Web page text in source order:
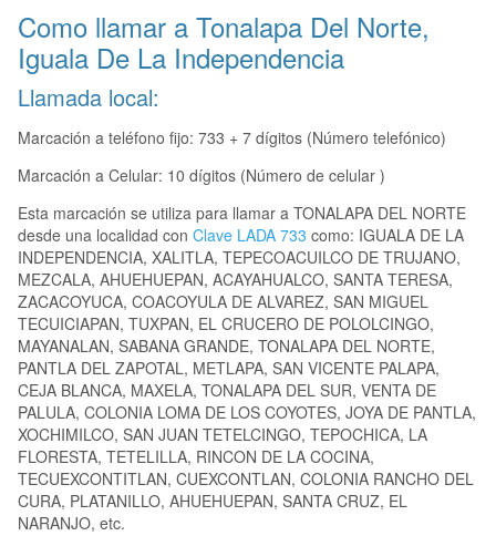
Como llamar a Tonalapa Del Norte,
Iguala De La Independencia
Llamada local:
Marcación a teléfono fijo: 733 + 7 dígitos (Número telefónico)
Marcación a Celular: 10 dígitos (Número de celular )
Esta marcación se utiliza para llamar a TONALAPA DEL NORTE
desde una localidad con Clave LADA 733 como: IGUALA DE LA
INDEPENDENCIA, XALITLA, TEPECOACUILCO DE TRUJANO,
MEZCALA, AHUEHUEPAN, ACAYAHUALCO, SANTA TERESA,
ZACACOYUCA, COACOYULA DE ALVAREZ, SAN MIGUEL
TECUICIAPAN, TUXPAN, EL CRUCERO DE POLOLCINGO,
MAYANALAN, SABANA GRANDE, TONALAPA DEL NORTE,
PANTLA DEL ZAPOTAL, METLAPA, SAN VICENTE PALAPA,
CEJA BLANCA, MAXELA, TONALAPA DEL SUR, VENTA DE
PALULA, COLONIA LOMA DE LOS COYOTES, JOYA DE PANTLA,
XOCHIMILCO, SAN JUAN TETELCINGO, TEPOCHICA, LA
FLORESTA, TETELILLA, RINCON DE LA COCINA,
TECUEXCONTITLAN, CUEXCONTLAN, COLONIA RANCHO DEL
CURA, PLATANILLO, AHUEHUEPAN, SANTA CRUZ, EL
NARANJO, etc.